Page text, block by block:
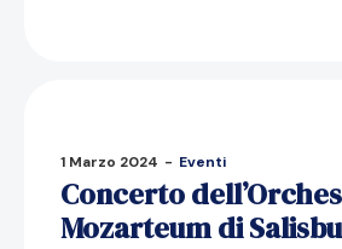
1 Marzo 2024 - Eventi
Concerto
Mozarteum di